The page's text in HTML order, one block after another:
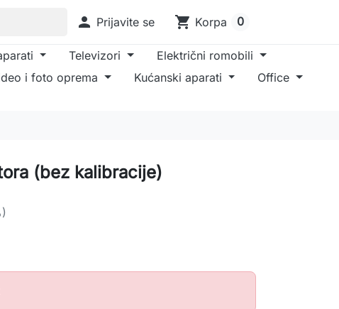
 Prijavite se shopping_cart Korpa 0
Televizori
Električni romobili
i foto oprema Kućanski aparati
Office
(bez kalibracije)